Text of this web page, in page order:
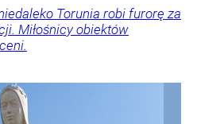
Torunia robi furorę za
Miłośnicy obiektów